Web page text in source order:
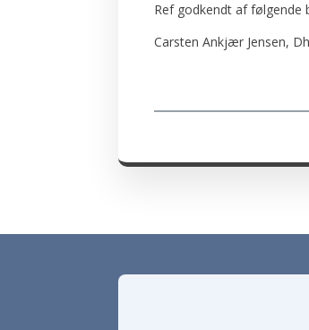
Ref godkendt af følgende
Carsten Ankjær Jensen,